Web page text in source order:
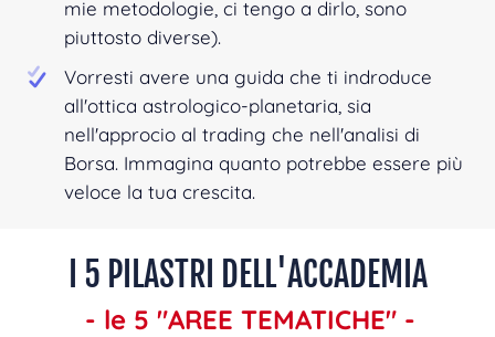
mie metodologie, ci tengo a dirlo, sono
piuttosto diverse).
Vorresti avere una guida che ti indroduce
all'ottica astrologico-planetaria, sia
nell'approcio al trading che nell'analisi di
Borsa. Immagina quanto potrebbe essere più
veloce la tua crescita.
I 5 PILASTRI DELL'ACCADEMIA
- le 5 "AREE TEMATICHE" -